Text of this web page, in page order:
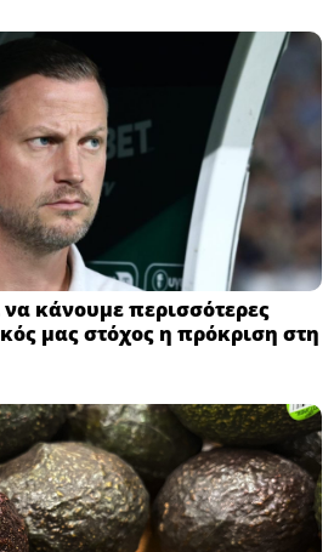
κάνουμε περισσότερες
μας στόχος η πρόκριση στη